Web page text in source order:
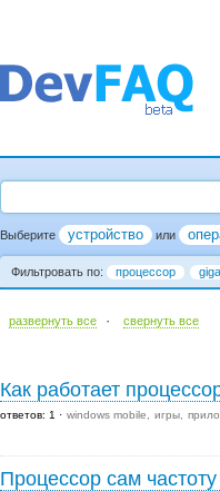
Выберите устройство или
Фильтровать по: процессор
развернуть все · cвернуть все
Как работает
ответов: 1 windows mobile игры
Процессор сам